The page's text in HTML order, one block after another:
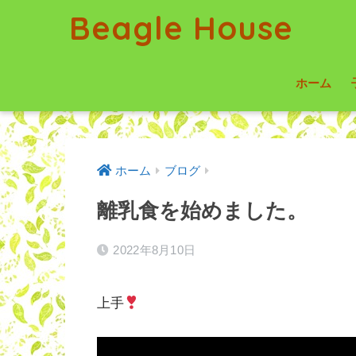
Beagle House
ホーム
ホーム ブログ
離乳食を始めました。
2022年8月10日
上手